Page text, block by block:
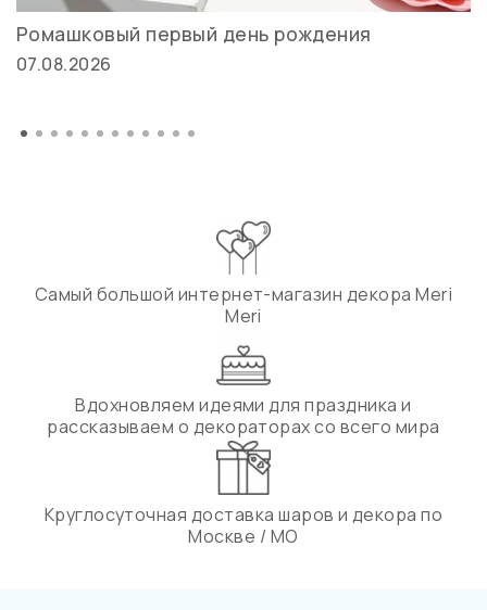
Ромашковый первый день рождения
07.08.2026
Самый большой интернет-магазин декора Meri
Meri
Вдохновляем идеями для праздника и
рассказываем о декораторах со всего мира
Круглосуточная доставка шаров и декора по
Москве / МО